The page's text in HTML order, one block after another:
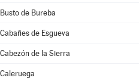
Busto de Bureba
Cabañes de Esgueva
Cabezón de la Sierra
Caleruega